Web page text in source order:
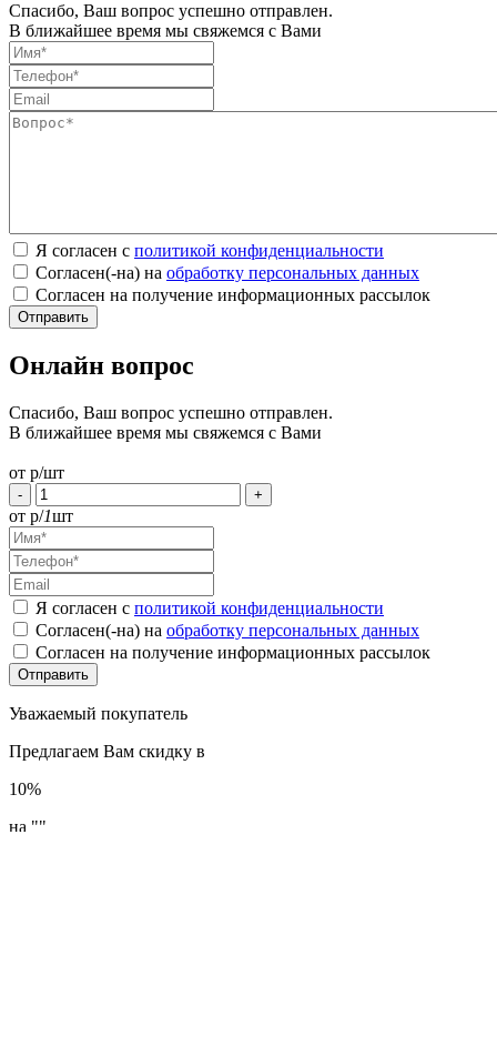
Спасибо, Ваш вопрос успешно отправлен.
В ближайшее время мы свяжемся с Вами
Я согласен с политикой конфиденциальности
Согласен(-на) на обработку персональных данных
Согласен на получение информационных рассылок
Онлайн вопрос
Спасибо, Ваш вопрос успешно отправлен.
В ближайшее время мы свяжемся с Вами
от р/шт
- +
от р/1шт
Я согласен с политикой конфиденциальности
Согласен(-на) на обработку персональных данных
Согласен на получение информационных рассылок
Уважаемый покупатель
Предлагаем Вам скидку в
10%
на ""